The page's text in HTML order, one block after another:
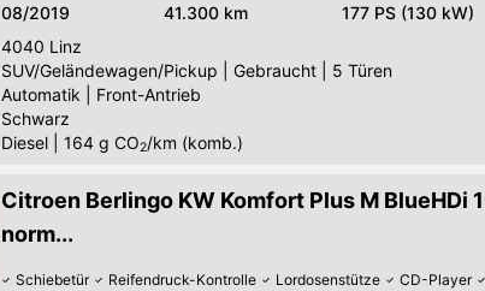
08/2019 41.300 km 177 PS (130 kW)
4040 Linz
SUV/Geländewagen/Pickup
Gebraucht
5 Türen
Automatik
Front-Antrieb
Schwarz
Diesel
164 g CO2/km (komb.)
Citroen Berlingo KW Komfort Plus M BlueHDi
norm...
Schiebetür Reifendruck-Kontrolle Lordosenstütze CD-Player